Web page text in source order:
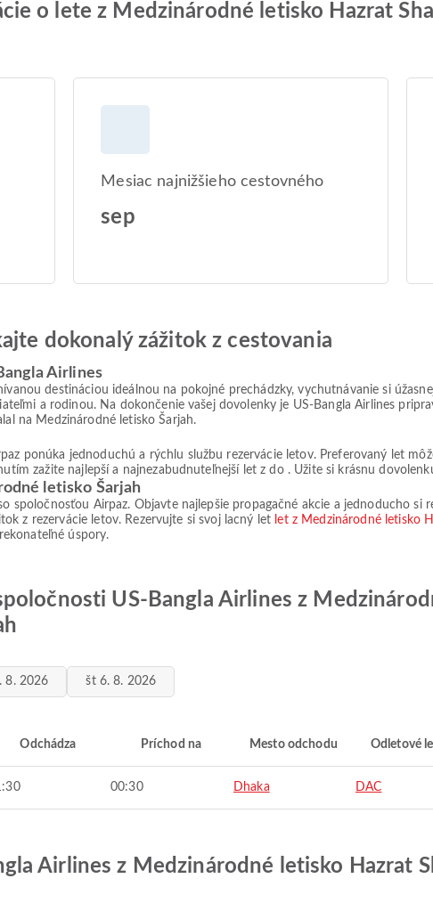
o lete z Medzinárodné letisko Hazrat
Mesiac najnižšieho cestovného
sep
dokonalý zážitok z cestovania
Airlines
destináciou ideálnou na pokojné prechádzky, vychutnávanie si
a rodinou. Na dokončenie vašej dovolenky je US-Bangla Airlines
na Medzinárodné letisko Šarjah.
ponúka jednoduchú a rýchlu službu rezervácie letov. Preferovaný let
zažite najlepší a najnezabudnuteľnejší let z do . Užite si krásnu
letisko Šarjah
spoločnosťou Airpaz. Objavte najlepšie propagačné akcie a jednoducho si
z rezervácie letov. Rezervujte si svoj lacný let let z Medzinárodné letisko
úspory.
US-Bangla Airlines z
8. 2026 št 6. 8. 2026
Odchádza Príchod na Mesto odchodu Odletové
00:30 Dhaka DAC
Airlines z Medzinárodné letisko Hazrat